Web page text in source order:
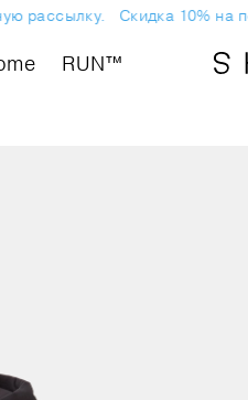
рассылку. Скидка 10% на
RUN™